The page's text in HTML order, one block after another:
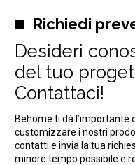
Richiedi
Desideri
del tuo
Contattaci!
Behome ti dà
customizzare i nostri
contatti e invia la tua
minore tempo possibile e